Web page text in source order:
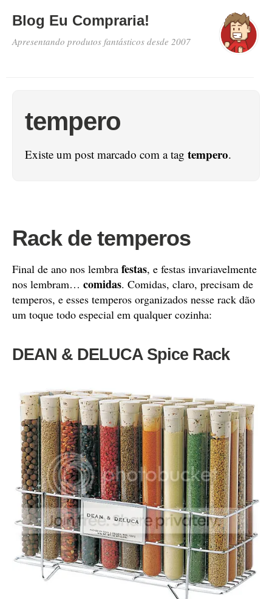
Blog Eu Compraria!
Apresentando produtos fantásticos desde 2007
tempero
Existe um post marcado com a tag tempero.
Rack de temperos
Final de ano nos lembra festas, e festas invariavelmente
nos lembram… comidas. Comidas, claro, precisam de
temperos, e esses temperos organizados nesse rack dão
um toque todo especial em qualquer cozinha:
DEAN & DELUCA Spice Rack